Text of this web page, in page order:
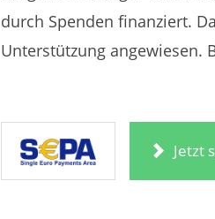
durch Spenden finanziert.
Unterstützung angewiesen.
Jetzt